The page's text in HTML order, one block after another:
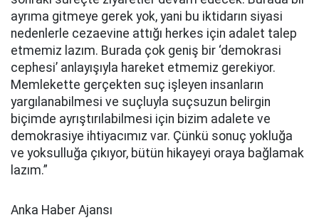
ayrıma gitmeye gerek yok, yani bu iktidarın siyasi
nedenlerle cezaevine attığı herkes için adalet talep
etmemiz lazım. Burada çok geniş bir ‘demokrasi
cephesi’ anlayışıyla hareket etmemiz gerekiyor.
Memlekette gerçekten suç işleyen insanların
yargılanabilmesi ve suçluyla suçsuzun belirgin
biçimde ayrıştırılabilmesi için bizim adalete ve
demokrasiye ihtiyacımız var. Çünkü sonuç yokluğa
ve yoksulluğa çıkıyor, bütün hikayeyi oraya bağlamak
lazım.”
Anka Haber Ajansı